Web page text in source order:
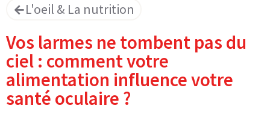
L'oeil & La nutrition​
Vos larmes ne tombent pas du
ciel : comment votre
alimentation influence votre
santé oculaire ?